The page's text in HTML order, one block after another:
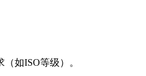
如ISO等级）。